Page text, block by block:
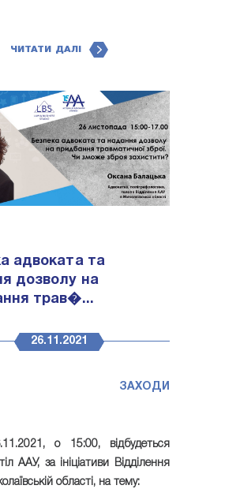
ЧИТАТИ ДАЛІ
адвоката та
дозволу на
трав�...
26.11.2021
ЗАХОДИ
о 15:00, відбудеться
ААУ, за ініціативи Відділення
області, на тему: